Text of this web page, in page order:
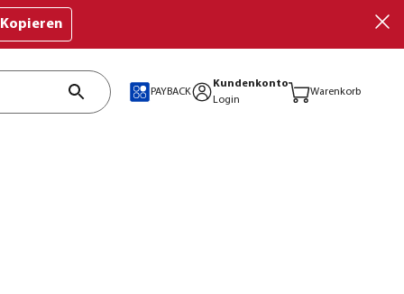
Kopieren
PAYBACK
Kundenkonto
Login
Warenkorb